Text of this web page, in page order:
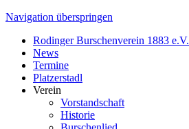
Navigation überspringen
Rodinger Burschenverein 1883 e.V.
News
Termine
Platzerstadl
Verein
Vorstandschaft
Historie